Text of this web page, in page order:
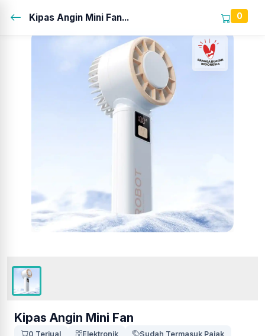
Kipas Angin Mini Fan... 0
Kipas Angin Mini Fan
0 Terjual Elektronik Sudah Termasuk Pajak